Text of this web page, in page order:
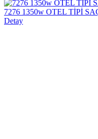
7276 1350w OTEL TİPİ
Detay